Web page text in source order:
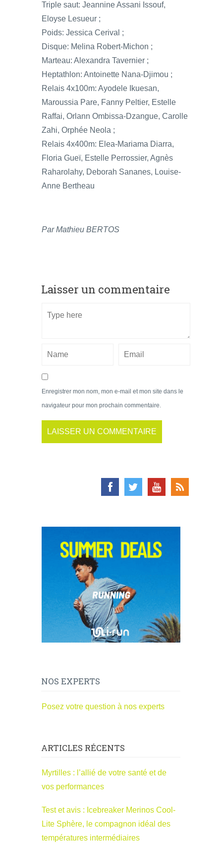
Triple saut: Jeannine Assani Issouf,
Eloyse Lesueur ;
Poids: Jessica Cerival ;
Disque: Melina Robert-Michon ;
Marteau: Alexandra Tavernier ;
Heptathlon: Antoinette Nana-Djimou ;
Relais 4x100m: Ayodele Ikuesan,
Maroussia Pare, Fanny Peltier, Estelle
Raffai, Orlann Ombissa-Dzangue, Carolle
Zahi, Orphée Neola ;
Relais 4x400m: Elea-Mariama Diarra,
Floria Gueï, Estelle Perrossier, Agnès
Raharolahy, Deborah Sananes, Louise-
Anne Bertheau
Par Mathieu BERTOS
Laisser un commentaire
Enregistrer mon nom, mon e-mail et mon site dans le
navigateur pour mon prochain commentaire.
NOS EXPERTS
Posez votre question à nos experts
ARTICLES RÉCENTS
Myrtilles : l’allié de votre santé et de
vos performances
Test et avis : Icebreaker Merinos Cool-
Lite Sphère, le compagnon idéal des
températures intermédiaires